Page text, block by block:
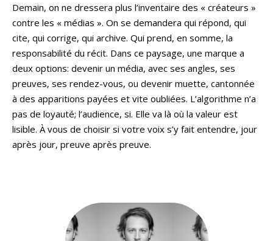
Demain, on ne dressera plus l’inventaire des « créateurs »
contre les « médias ». On se demandera qui répond, qui
cite, qui corrige, qui archive. Qui prend, en somme, la
responsabilité du récit. Dans ce paysage, une marque a
deux options: devenir un média, avec ses angles, ses
preuves, ses rendez-vous, ou devenir muette, cantonnée
à des apparitions payées et vite oubliées. L’algorithme n’a
pas de loyauté; l’audience, si. Elle va là où la valeur est
lisible. À vous de choisir si votre voix s’y fait entendre, jour
après jour, preuve après preuve.